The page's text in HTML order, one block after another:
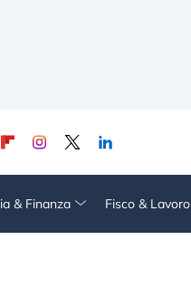
& Finanza Fisco & Lavoro